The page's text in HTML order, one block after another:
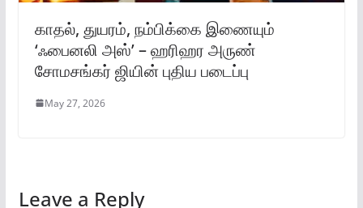
காதல், துயரம், நம்பிக்கை இணையும்
‘ஃபைனலி அஸ்’ – ஹரிஹர அருண்
சோமசங்கர் ஜியின் புதிய படைப்பு
May 27, 2026
Leave a Reply